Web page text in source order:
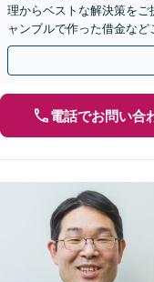
理からベストな解決策を
ャンブルで作った借金な
◎【休日・夜間相談可】【
電話でお問い合